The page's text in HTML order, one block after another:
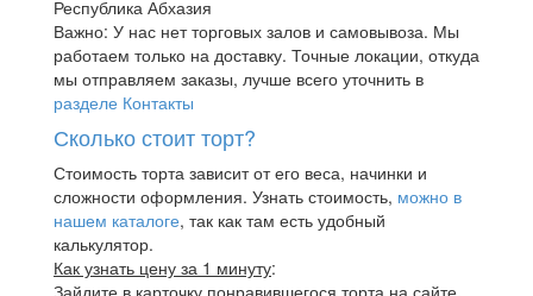
Республика Абхазия
Важно: У нас нет торговых залов и самовывоза. Мы
работаем только на доставку. Точные локации, откуда
мы отправляем заказы, лучше всего уточнить в
разделе Контакты
Сколько стоит торт?
Стоимость торта зависит от его веса, начинки и
сложности оформления. Узнать стоимость, можно в
нашем каталоге, так как там есть удобный
калькулятор.
Как узнать цену за 1 минуту:
Зайдите в карточку понравившегося торта на сайте.